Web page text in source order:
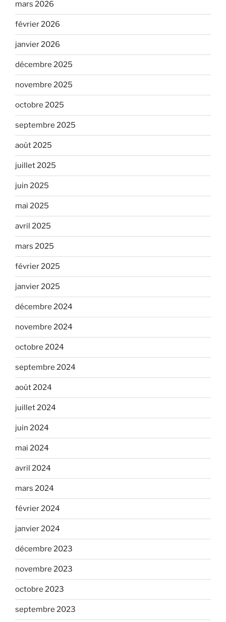
mars 2026
février 2026
janvier 2026
décembre 2025
novembre 2025
octobre 2025
septembre 2025
août 2025
juillet 2025
juin 2025
mai 2025
avril 2025
mars 2025
février 2025
janvier 2025
décembre 2024
novembre 2024
octobre 2024
septembre 2024
août 2024
juillet 2024
juin 2024
mai 2024
avril 2024
mars 2024
février 2024
janvier 2024
décembre 2023
novembre 2023
octobre 2023
septembre 2023